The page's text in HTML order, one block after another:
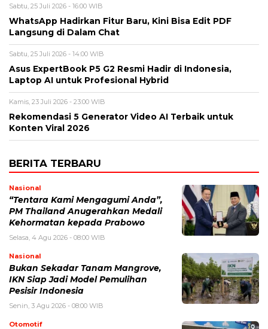
Sabtu, 25 Juli 2026 - 16:00 WIB
WhatsApp Hadirkan Fitur Baru, Kini Bisa Edit PDF
Langsung di Dalam Chat
Sabtu, 25 Juli 2026 - 14:00 WIB
Asus ExpertBook P5 G2 Resmi Hadir di Indonesia,
Laptop AI untuk Profesional Hybrid
Kamis, 23 Juli 2026 - 23:00 WIB
Rekomendasi 5 Generator Video AI Terbaik untuk
Konten Viral 2026
BERITA TERBARU
Nasional
“Tentara Kami Mengagumi Anda”,
PM Thailand Anugerahkan Medali
Kehormatan kepada Prabowo
Selasa, 4 Agu 2026 - 08:00 WIB
Nasional
Bukan Sekadar Tanam Mangrove,
IKN Siap Jadi Model Pemulihan
Pesisir Indonesia
Senin, 3 Agu 2026 - 08:00 WIB
Otomotif